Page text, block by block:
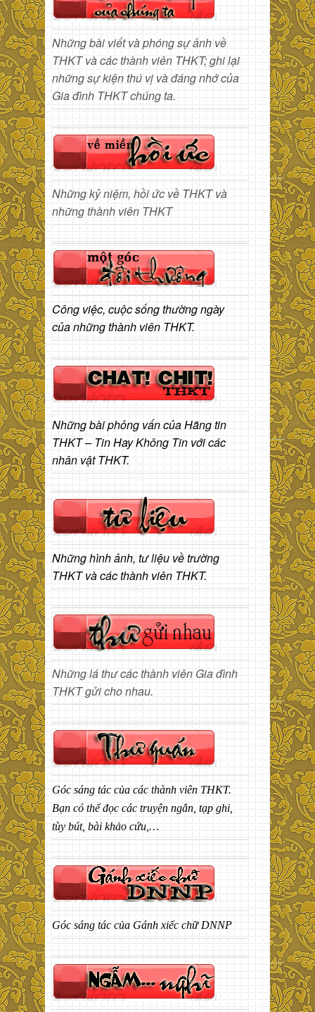
Những bài viết và phóng sự ảnh về
THKT và các thành viên THKT; ghi lại
những sự kiện thú vị và đáng nhớ của
Gia đình THKT chúng ta.
Những kỷ niệm, hồi ức về THKT và
những thành viên THKT
Công việc, cuộc sống thường ngày
của những thành viên THKT.
Những bài phỏng vấn của Hãng tin
THKT – Tin Hay Không Tin với các
nhân vật THKT.
Những hình ảnh, tư liệu về trường
THKT và các thành viên THKT.
Những lá thư các thành viên Gia đình
THKT gửi cho nhau.
Góc sáng tác của các thành viên THKT.
Bạn có thể đọc các truyện ngắn, tạp ghi,
tùy bút, bài khảo cứu,…
Góc sáng tác của Gánh xiếc chữ DNNP